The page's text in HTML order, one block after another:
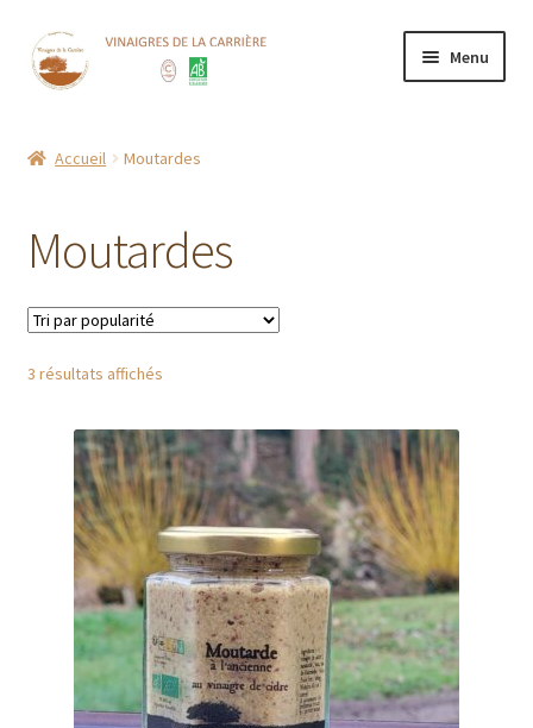
Aller
à
Aller
au
Menu
CGV
Contact
Mentions Légales
Mon compte
Nos points de vente
Nous trouver
Panier
Partenaires
Accueil Moutardes
Moutardes
3 résultats affichésTrié
popularité